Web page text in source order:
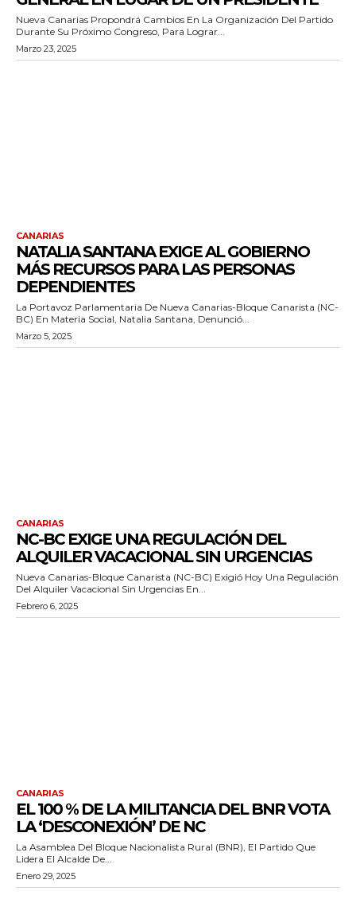
Nueva Canarias Propondrá Cambios En La Organización Del Partido
Durante Su Próximo Congreso, Para Lograr...
Marzo 23, 2025
CANARIAS
NATALIA SANTANA EXIGE AL GOBIERNO
MÁS RECURSOS PARA LAS PERSONAS
DEPENDIENTES
La Portavoz Parlamentaria De Nueva Canarias-Bloque Canarista (NC-
BC) En Materia Social, Natalia Santana, Denunció...
Marzo 5, 2025
CANARIAS
NC-BC EXIGE UNA REGULACIÓN DEL
ALQUILER VACACIONAL SIN URGENCIAS
Nueva Canarias-Bloque Canarista (NC-BC) Exigió Hoy Una Regulación
Del Alquiler Vacacional Sin Urgencias En...
Febrero 6, 2025
CANARIAS
EL 100 % DE LA MILITANCIA DEL BNR VOTA
LA ‘DESCONEXIÓN’ DE NC
La Asamblea Del Bloque Nacionalista Rural (BNR), El Partido Que
Lidera El Alcalde De...
Enero 29, 2025